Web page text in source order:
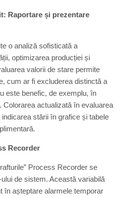
Raportare și prezentare
o analiză sofisticată a
optimizarea producției și
valorii de stare permite
cum ar fi excluderea distinctă a
este benefic, de exemplu, în
Colorarea actualizată în evaluarea
stării în grafice și tabele
Recorder
Process Recorder se
de sistem. Această variabilă
în așteptare alarmele temporar